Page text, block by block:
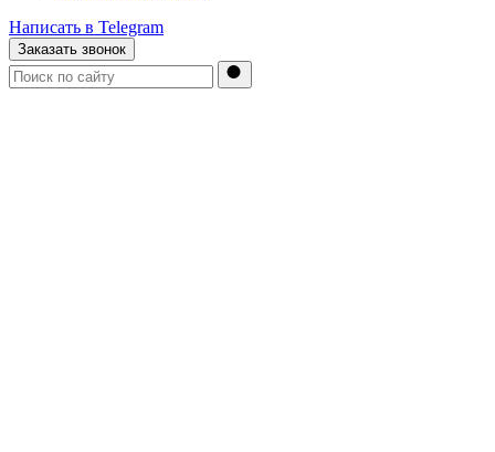
Написать в Telegram
Заказать звонок